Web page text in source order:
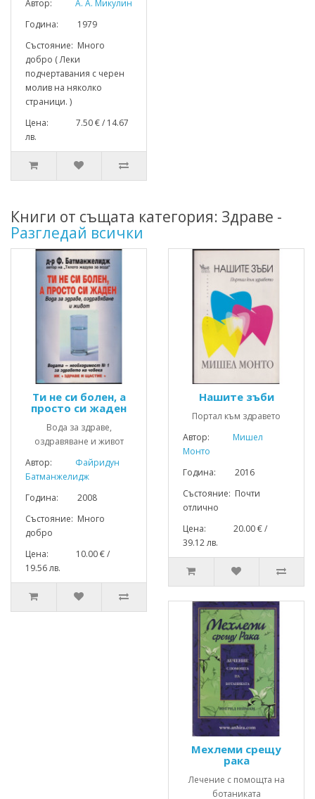
Автор:
А. А. Микулин
Година: 1979
Състояние: Много
добро ( Леки
подчертавания с черен
молив на няколко
страници. )
Цена: 7.50 € / 14.67
лв.
Книги от същата категория: Здраве -
Разгледай всички
Ти не си болен, а
просто си жаден
Вода за здраве,
оздравяване и живот
Автор:
Файридун
Батманжелидж
Година: 2008
Състояние: Много
добро
Цена: 10.00 € /
19.56 лв.
Нашите зъби
Портал към здравето
Автор:
Мишел
Монто
Година: 2016
Състояние: Почти
отлично
Цена: 20.00 € /
39.12 лв.
Мехлеми срещу
рака
Лечение с помощта на
ботаниката